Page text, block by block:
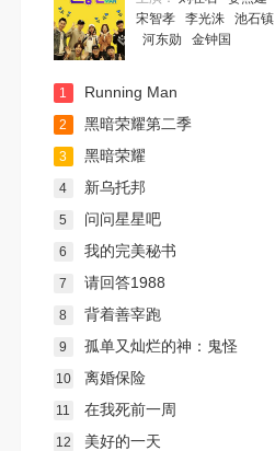
宋智孝
李光洙
池石镇
河东勋
金钟国
1 Running Man
2 黑暗荣耀第二季
3 黑暗荣耀
4 新乌托邦
5 问问星星吧
6 我的完美秘书
7 请回答1988
8 背着善宰跑
9 孤单又灿烂的神：鬼怪
10 离婚保险
11 在我死前一周
12 美好的一天